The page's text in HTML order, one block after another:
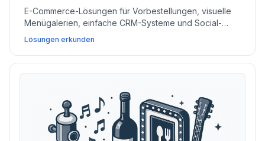
E-Commerce-Lösungen für Vorbestellungen, visuelle
Menügalerien, einfache CRM-Systeme und Social-
Media-Feeds helfen Bäckereien und Konditoreien, den
Absatz zu steigern und ihre Angebote zu präsentieren.
Lösungen erkunden